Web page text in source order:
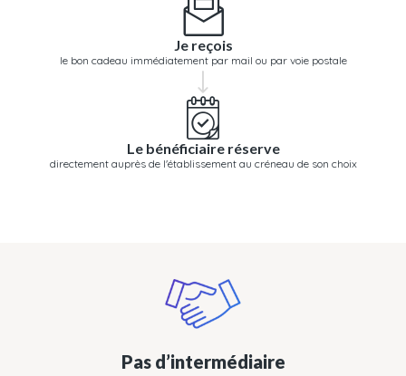
Je reçois
le bon cadeau immédiatement par mail ou par voie postale
Le bénéficiaire réserve
directement auprès de l'établissement au créneau de son choix
Pas d’intermédiaire